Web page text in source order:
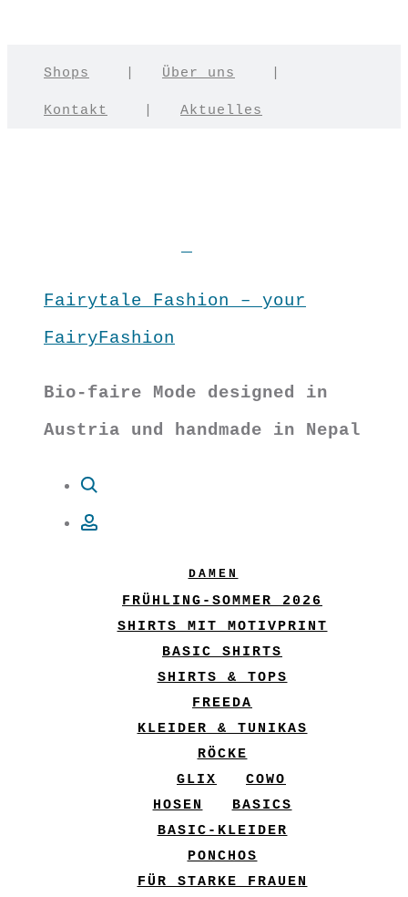
Shops Über uns
Kontakt Aktuelles
Fairytale Fashion – your
FairyFashion
Bio-faire Mode designed in
Austria und handmade in Nepal
DAMEN
FRÜHLING-SOMMER 2026
SHIRTS MIT MOTIVPRINT
BASIC SHIRTS
SHIRTS & TOPS
FREEDA
KLEIDER & TUNIKAS
RÖCKE
GLIX
COWO
HOSEN
BASICS
BASIC-KLEIDER
PONCHOS
FÜR STARKE FRAUEN